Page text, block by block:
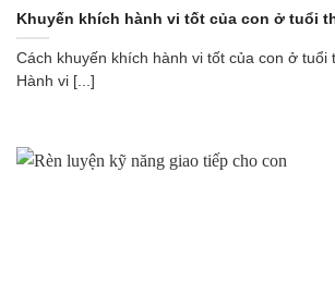
Khuyến khích hành vi tốt của con ở tuổi
Cách khuyến khích hành vi tốt của con ở tuổi
Hành vi [...]